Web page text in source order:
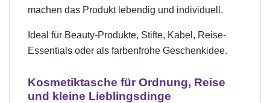
machen das Produkt lebendig und individuell.
Ideal für Beauty-Produkte, Stifte, Kabel, Reise-
Essentials oder als farbenfrohe Geschenkidee.
Kosmetiktasche für Ordnung, Reise
und kleine Lieblingsdinge